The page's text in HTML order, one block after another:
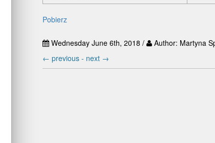
Pobierz
Wednesday June 6th, 2018 /
Author: Martyna
← previous - next →